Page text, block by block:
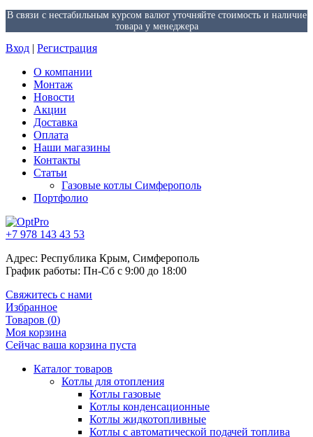
В связи с нестабильным курсом валют уточняйте стоимость и наличие
товара у менеджера
Вход | Регистрация
О компании
Монтаж
Новости
Акции
Доставка
Оплата
Наши магазины
Контакты
Статьи
Газовые котлы Симферополь
Портфолио
+7 978 143 43 53
Адрес: Республика Крым, Симферополь
График работы: Пн-Сб с 9:00 до 18:00
Свяжитесь с нами
Избранное
Товаров (0)
Моя корзина
Сейчас ваша корзина пуста
Каталог товаров
Котлы для отопления
Котлы газовые
Котлы конденсационные
Котлы жидкотопливные
Котлы с автоматической подачей топлива